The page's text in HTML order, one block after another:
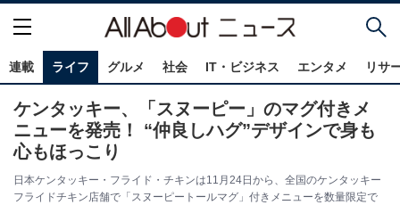
連載 ライフ グルメ 社会 IT・ビジネス エンタメ リサ
ケンタッキー、「スヌーピー」のマグ付きメ
ニューを発売！ “仲良しハグ”デザインで身も
心もほっこり
日本ケンタッキー・フライド・チキンは11月24日から、全国のケンタッキー
フライドチキン店舗で「スヌーピートールマグ」付きメニューを数量限定で